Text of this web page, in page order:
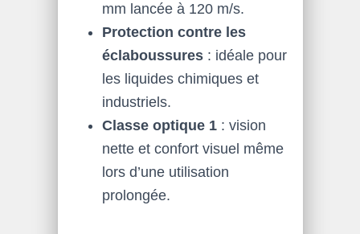
mm lancée à 120 m/s.
Protection contre les
éclaboussures: idéale pour
les liquides chimiques et
industriels.
Classe optique 1: vision
nette et confort visuel même
lors d’une utilisation
prolongée.